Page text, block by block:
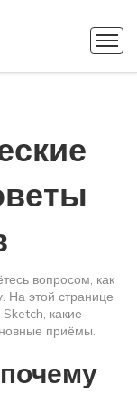
вопросом, как
На этой странице
какие
приёмы.